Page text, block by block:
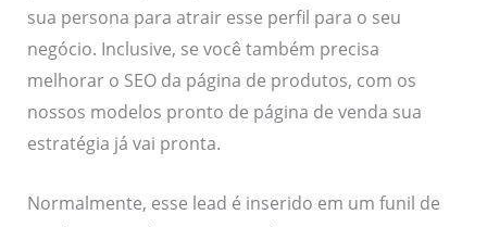
sua persona para atrair esse perfil para o seu
negócio. Inclusive, se você também precisa
melhorar o SEO da página de produtos, com os
nossos modelos pronto de página de venda sua
estratégia já vai pronta.
Normalmente, esse lead é inserido em um funil de